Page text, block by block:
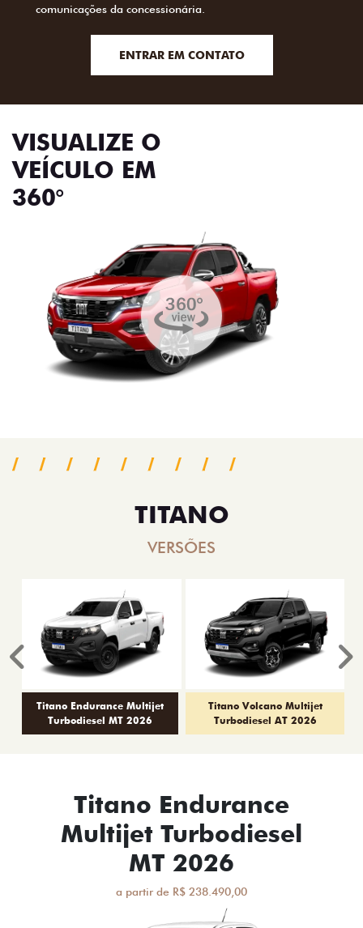
comunicações da concessionária.
ENTRAR EM CONTATO
VISUALIZE O
VEÍCULO EM
360°
TITANO
VERSÕES
Titano Endurance Multijet
Turbodiesel MT 2026
Titano Volcano Multijet
Turbodiesel AT 2026
Anterior
Titano Endurance
Multijet Turbodiesel
MT 2026
a partir de R$ 238.490,00